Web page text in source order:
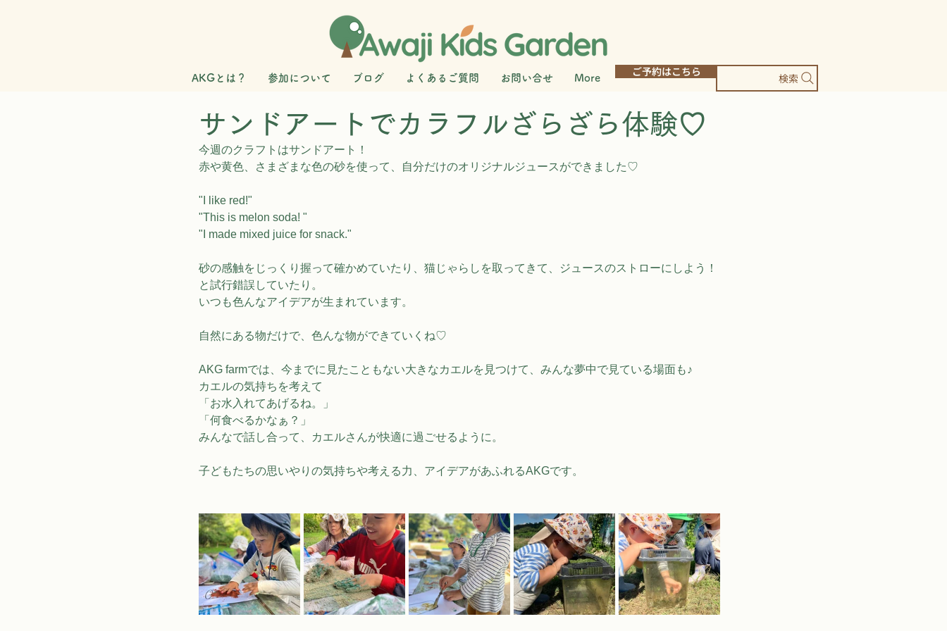
AKGとは？ 参加について ブログ よくあるご質問 お問い合せ More ご予約はこちら 検索
サンドアートでカラフルざらざら体験♡
今週のクラフトはサンドアート！
赤や黄色、さまざまな色の砂を使って、自分だけのオリジナルジュースができました♡
"I like red!"
"This is melon soda! "
"I made mixed juice for snack."
砂の感触をじっくり握って確かめていたり、猫じゃらしを取ってきて、ジュースのストローにしよう！
と試行錯誤していたり。
いつも色んなアイデアが生まれています。
自然にある物だけで、色んな物ができていくね♡
AKG farmでは、今までに見たこともない大きなカエルを見つけて、みんな夢中で見ている場面も♪
カエルの気持ちを考えて
「お水入れてあげるね。」
「何食べるかなぁ？」
みんなで話し合って、カエルさんが快適に過ごせるように。
子どもたちの思いやりの気持ちや考える力、アイデアがあふれるAKGです。